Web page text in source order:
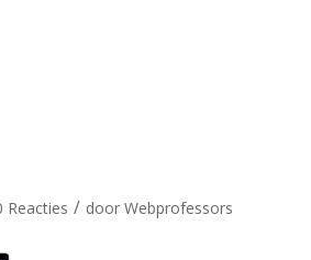
Reacties / doorWebprofessors